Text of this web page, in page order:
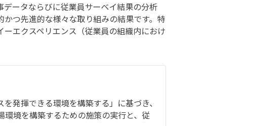
ータならびに従業員サーベイ結果の分析
つ先進的な様々な取り組みの結果です。特
エクスペリエンス（従業員の組織内におけ
発揮できる環境を構築する」に基づき、
境を構築するための施策の実行と、従